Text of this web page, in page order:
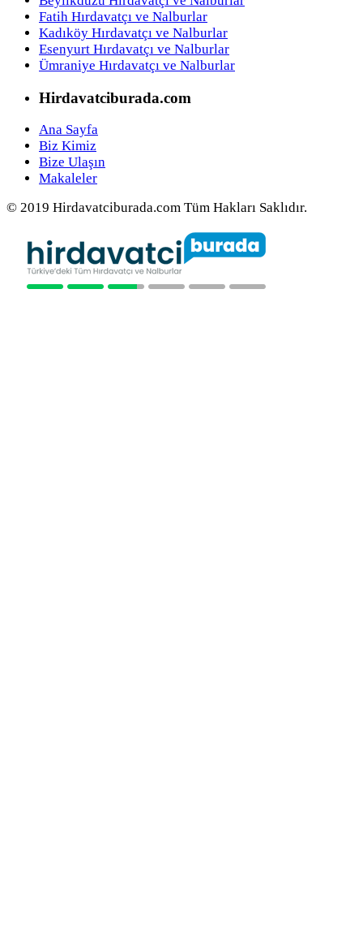
Fatih Hırdavatçı ve Nalburlar
Kadıköy Hırdavatçı ve Nalburlar
Esenyurt Hırdavatçı ve Nalburlar
Ümraniye Hırdavatçı ve Nalburlar
Hirdavatciburada.com
Ana Sayfa
Biz Kimiz
Bize Ulaşın
Makaleler
© 2019 Hirdavatciburada.com Tüm Hakları Saklıdır.